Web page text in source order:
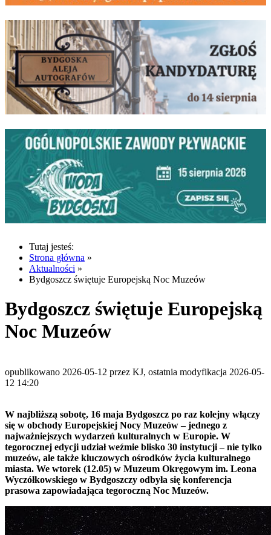
Tutaj jesteś:
Strona główna »
Aktualności »
Bydgoszcz świętuje Europejską Noc Muzeów
Bydgoszcz świętuje Europejską
Noc Muzeów
opublikowano 2026-05-12 przez KJ, ostatnia modyfikacja 2026-05-
12 14:20
W najbliższą sobotę, 16 maja Bydgoszcz po raz kolejny włączy
się w obchody Europejskiej Nocy Muzeów – jednego z
najważniejszych wydarzeń kulturalnych w Europie. W
tegorocznej edycji udział weźmie blisko 30 instytucji – nie tylko
muzeów, ale także kluczowych ośrodków życia kulturalnego
miasta. We wtorek (12.05) w Muzeum Okręgowym im. Leona
Wyczółkowskiego w Bydgoszczy odbyła się konferencja
prasowa zapowiadająca tegoroczną Noc Muzeów.